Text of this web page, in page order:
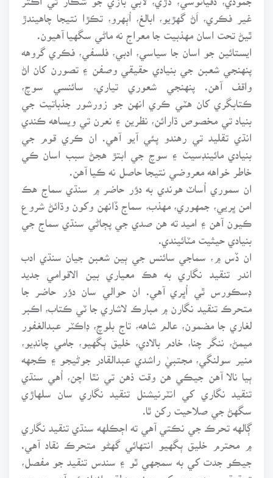
غير فڪري، اَڻ گهڙيو، ابالغ، اُٻهرو، تڪڙا نتيجا چاهيندڙ
ٿيڻ تحت اسان مهذبيت جا معراج نه ماڻي سگهيا آهيون.
ايستائين جو اسان جا سياسي، ادبي، فلسفي، فڪري گروهه
پنهنجي شعبن جي بنيادي حقيقي وصفن ۽ تصورن کان اڻ
واقف آهن. پنهنجي شعوري تياري، سائنسي سوچ،
ڪتابگري کان هٽي ڪري انهن جو زورشور جذباتيت جي
بنياد تي مخصوص ڌارائن، نظرين ۽ نعرن تي ويساهه ڪندي
انڌي تقليد تي رهندو پئي آيو آهي. ان ڪري قوم جي
بنيادي مائينڊسيٽ ۽ سوچ جي ابتڙ هجڻ سبب اسان ڪي
خاطر خواهه معروضي نتيجا حاصل نه ڪيا آهن.
ان سموري اُساٽ هوندي به دؤر حاضر ۾ سنڌي سماج هڪ
امن ڀريي، جمهوري، مهذب، سماج ڏانهن وکون وڌائڻ شروع
ڪيون آهن ۽ اميد ته هن صدي جي پڄاڻي سنڌي سماج جي
بنيادي حيثيت مٽائيندي.
ان ڏس ۾، سماجي سائنس جي ٻين شعبن جيان سنڌي ادب
اندر تنقيد نگاري به هڪ معياري بين الاقوامي جديد
ڊسڪورس ٿي اُڀري آهي. ان حوالي سان دؤر حاضر جا
متحرڪ تنقيد نگارن ۾ مبارڪ لاشاري جا ٽي ڪتاب، اڪبر
لغاري جا مضمون، عالم شاهه، تاج بلوچ، ڊاڪٽر عبدالغفور
ميمڻ، ننگر چنا، خادم بالادي، خليق ٻگهيو، جامي چانڊيو،
منير سولنگي، مجتبيٰ راشدي عبدالقادر جوڻيجو ۽ ڪجهه
ٻيا نالا آهن جيڪي هن وقت ذهن تي نٿا اچن، اُهي سنڌي
تنقيد نگاري کي انٽرنيشنل تنقيد نگاري سان سلهاڙي
سگهڻ جي صلاحيت رکن ٿا.
ڳالهه تحرڪ جي نڪتي آهي ته اڄڪلهه سنڌي تنقيد نگاري
۾ محترم خليق ٻگهيو انتهائي گهڻو متحرڪ نقاد آهي.
جيڪو جدت کي به سمجهي ٿو ۽ سندس تنقيد جو مفصل،
تحقيقي، سنجيده ، کرو ۽ نج منطقي انداز ئي آهي جو هن